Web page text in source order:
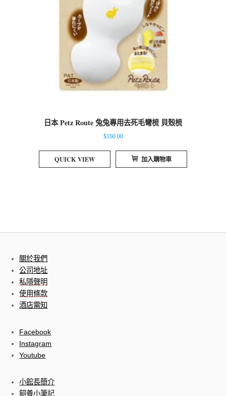
日本 Petz Route 兔兔專用去死毛彎梳 貝殼梳
$160.00
QUICK VIEW 加入購物車
關於我們
公司地址
私隱聲明
使用條款
酒店需知
Facebook
Instagram
Youtube
小館長簡介
飼養小筆記